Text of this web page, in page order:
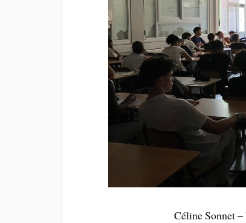
Céline Sonnet –